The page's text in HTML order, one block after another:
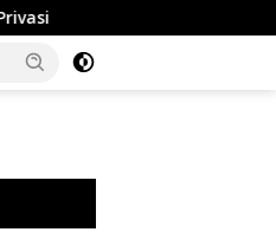
Israel Perluas Permukiman di